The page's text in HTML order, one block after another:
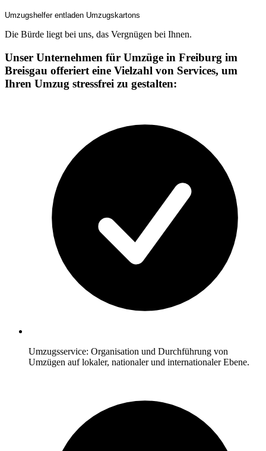
Umzugshelfer entladen Umzugskartons
Die Bürde liegt bei uns, das Vergnügen bei Ihnen.
Unser Unternehmen für Umzüge in Freiburg im
Breisgau offeriert eine Vielzahl von Services, um
Ihren Umzug stressfrei zu gestalten:
Umzugsservice: Organisation und Durchführung von
Umzügen auf lokaler, nationaler und internationaler Ebene.